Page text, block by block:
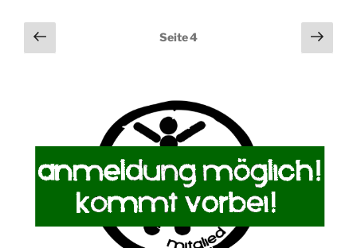
Seitennummerierung
der
Vorherige
Seite
Seite4